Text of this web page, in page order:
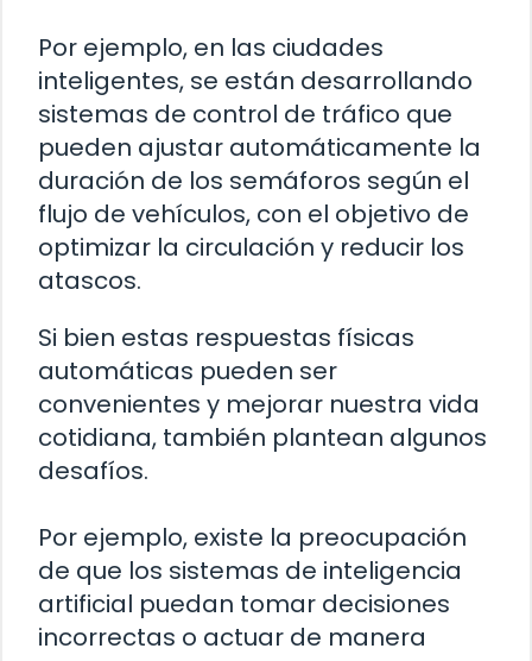
Por ejemplo, en las ciudades
inteligentes, se están desarrollando
sistemas de control de tráfico que
pueden ajustar automáticamente la
duración de los semáforos según el
flujo de vehículos, con el objetivo de
optimizar la circulación y reducir los
atascos.
Si bien estas respuestas físicas
automáticas pueden ser
convenientes y mejorar nuestra vida
cotidiana, también plantean algunos
desafíos.
Por ejemplo, existe la preocupación
de que los sistemas de inteligencia
artificial puedan tomar decisiones
incorrectas o actuar de manera